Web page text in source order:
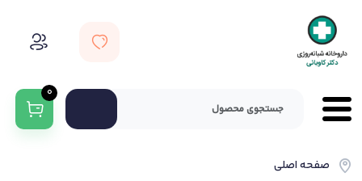
0
صفحه اصلی